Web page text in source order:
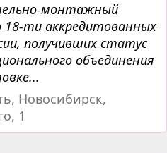
монтажный
18-ти аккредитованных
получивших статус
объединения
Новосибирск,
1